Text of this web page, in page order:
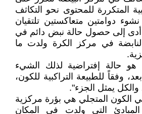
المتكررة للمحتوى نحو التكاثف
دوامتين متعاكستين تلتقيان
أدى إلى حصول حالة نبض دائم في
النابضة في مركز الكرة ولدت ما
هو حالة إفتراضية لذلك الشيء
وفقاً للطبيعة التراكبية للكون،
والكل يمثل الجزء".
الكون المتجلي هي بؤرة مركزية
التي ولدت في المكان